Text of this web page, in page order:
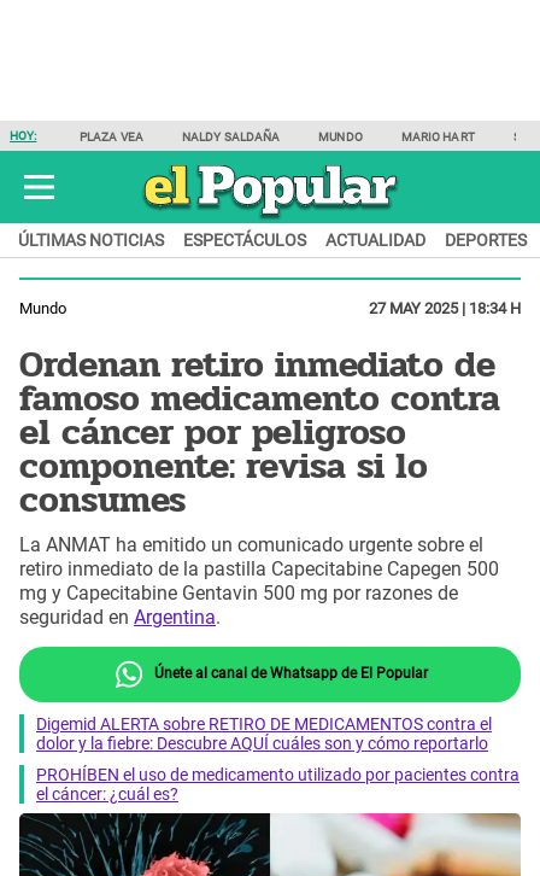
HOY: PLAZA VEA NALDY SALDAÑA MUNDO MARIO HART
ÚLTIMAS NOTICIAS ESPECTÁCULOS ACTUALIDAD DEPORTES
Mundo 27 MAY 2025 | 18:34 H
Ordenan retiro inmediato de
famoso medicamento contra
el cáncer por peligroso
componente: revisa si lo
consumes
La ANMAT ha emitido un comunicado urgente sobre el
retiro inmediato de la pastilla Capecitabine Capegen 500
mg y Capecitabine Gentavin 500 mg por razones de
seguridad en Argentina.
Únete al canal de Whatsapp de El Popular
Digemid ALERTA sobre RETIRO DE MEDICAMENTOS contra el
dolor y la fiebre: Descubre AQUÍ cuáles son y cómo reportarlo
PROHÍBEN el uso de medicamento utilizado por pacientes contra
el cáncer: ¿cuál es?